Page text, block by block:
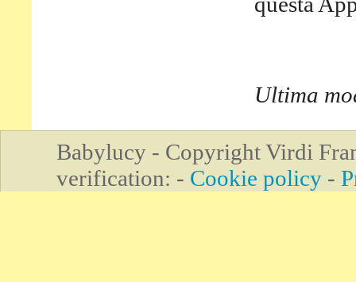
Ultima
Babylucy - Copyright Virdi
verification: - Cookie policy -